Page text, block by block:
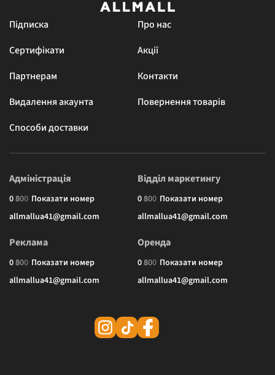
Підписка
Про нас
Сертифікати
Акції
Партнерам
Контакти
Видалення акаунта
Повернення товарів
Способи доставки
Адміністрація
0800 Показати номер
allmallua41@gmail.com
Відділ маркетингу
0800 Показати номер
allmallua41@gmail.com
Реклама
0800 Показати номер
allmallua41@gmail.com
Оренда
0800 Показати номер
allmallua41@gmail.com